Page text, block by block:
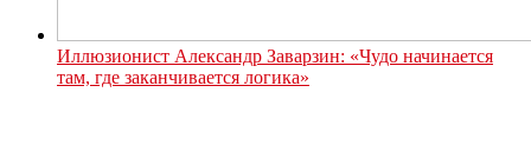
Иллюзионист Александр Заварзин: «Чудо начинается
там, где заканчивается логика»